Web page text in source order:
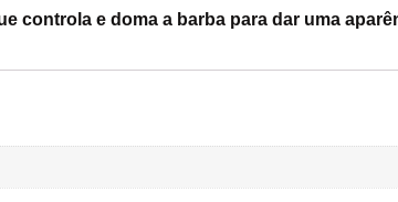
controla e doma a barba para dar uma